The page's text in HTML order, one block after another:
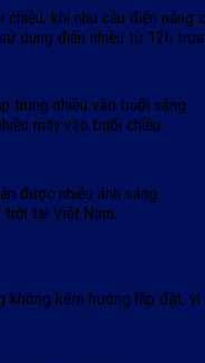
khi nhu cầu điện năng
dụng điện nhiều từ 12h
trung nhiều vào buổi sáng.
mây vào buổi chiều.
được nhiều ánh sáng.
tại Việt Nam.
kém hướng lắp đặt,